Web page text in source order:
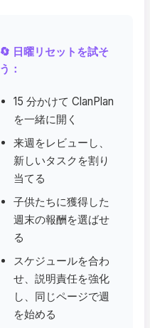
🔄 日曜リセットを試そ
う：
15 分かけて ClanPlan
を一緒に開く
来週をレビューし、
新しいタスクを割り
当てる
子供たちに獲得した
週末の報酬を選ばせ
る
スケジュールを合わ
せ、説明責任を強化
し、同じページで週
を始める